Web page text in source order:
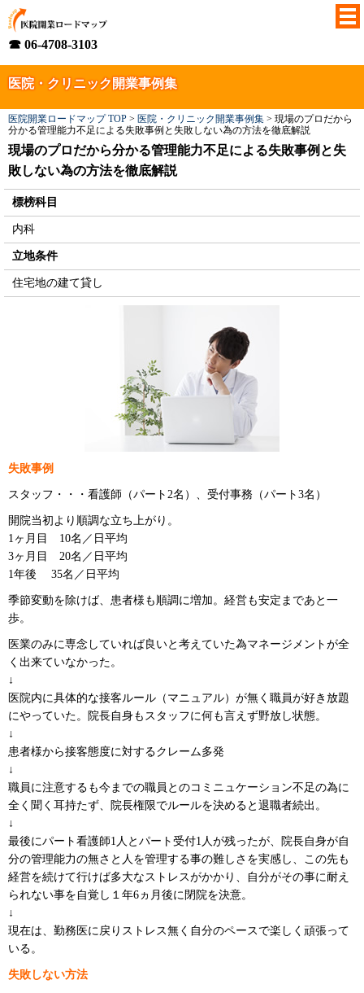
☎ 06-4708-3103
医院・クリニック開業事例集
医院開業ロードマップ TOP > 医院・クリニック開業事例集 > 現場のプロだから
分かる管理能力不足による失敗事例と失敗しない為の方法を徹底解説
現場のプロだから分かる管理能力不足による失敗事例と失
敗しない為の方法を徹底解説
標榜科目
内科
立地条件
住宅地の建て貸し
失敗事例
スタッフ・・・看護師（パート2名）、受付事務（パート3名）
開院当初より順調な立ち上がり。
1ヶ月目 10名／日平均
3ヶ月目 20名／日平均
1年後 35名／日平均
季節変動を除けば、患者様も順調に増加。経営も安定まであと一
歩。
医業のみに専念していれば良いと考えていた為マネージメントが全
く出来ていなかった。
↓
医院内に具体的な接客ルール（マニュアル）が無く職員が好き放題
にやっていた。院長自身もスタッフに何も言えず野放し状態。
↓
患者様から接客態度に対するクレーム多発
↓
職員に注意するも今までの職員とのコミニュケーション不足の為に
全く聞く耳持たず、院長権限でルールを決めると退職者続出。
↓
最後にパート看護師1人とパート受付1人が残ったが、院長自身が自
分の管理能力の無さと人を管理する事の難しさを実感し、この先も
経営を続けて行けば多大なストレスがかかり、自分がその事に耐え
られない事を自覚し１年6ヵ月後に閉院を決意。
↓
現在は、勤務医に戻りストレス無く自分のペースで楽しく頑張って
いる。
失敗しない方法